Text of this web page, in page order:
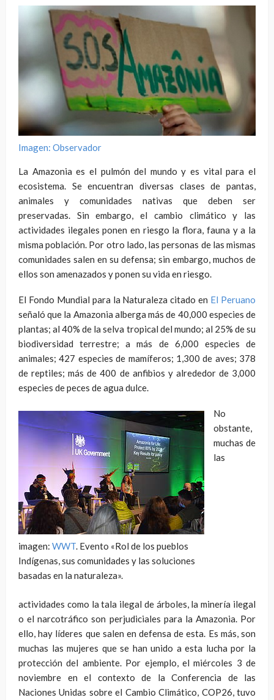
Imagen: Observador
La Amazonia es el pulmón del mundo y es vital para el
ecosistema. Se encuentran diversas clases de pantas,
animales y comunidades nativas que deben ser
preservadas. Sin embargo, el cambio climático y las
actividades ilegales ponen en riesgo la flora, fauna y a la
misma población. Por otro lado, las personas de las mismas
comunidades salen en su defensa; sin embargo, muchos de
ellos son amenazados y ponen su vida en riesgo.
El Fondo Mundial para la Naturaleza citado en El Peruano
señaló que la Amazonia alberga más de 40,000 especies de
plantas; al 40% de la selva tropical del mundo; al 25% de su
biodiversidad terrestre; a más de 6,000 especies de
animales; 427 especies de mamíferos; 1,300 de aves; 378
de reptiles; más de 400 de anfibios y alrededor de 3,000
especies de peces de agua dulce.
imagen: WWT. Evento «Rol de los pueblos
Indígenas, sus comunidades y las soluciones
basadas en la naturaleza».
No
obstante,
muchas de
las
actividades como la tala ilegal de árboles, la minería ilegal
o el narcotráfico son perjudiciales para la Amazonia. Por
ello, hay líderes que salen en defensa de esta. Es más, son
muchas las mujeres que se han unido a esta lucha por la
protección del ambiente. Por ejemplo, el miércoles 3 de
noviembre en el contexto de la Conferencia de las
Naciones Unidas sobre el Cambio Climático, COP26, tuvo